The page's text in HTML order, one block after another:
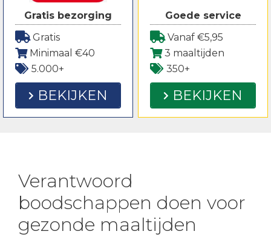
Gratis bezorging
Gratis
Minimaal €40
5.000+
BEKIJKEN
Goede service
Vanaf €5,95
3 maaltijden
350+
BEKIJKEN
Verantwoord
boodschappen doen voor
gezonde maaltijden